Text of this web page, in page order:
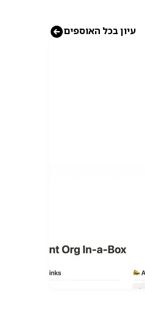
עיון בכל האוספים